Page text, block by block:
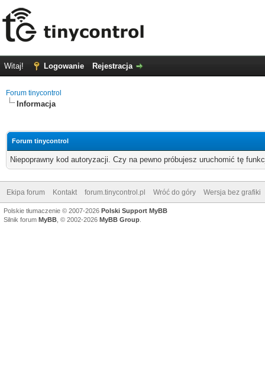
Witaj! Logowanie Rejestracja
Forum tinycontrol
Informacja
Forum tinycontrol
Niepoprawny kod autoryzacji. Czy na pewno próbujesz uruchomić tę
Ekipa forum Kontakt forum.tinycontrol.pl Wróć do góry Wersja bez grafiki
Polskie tłumaczenie © 2007-2026 Polski Support MyBB
Silnik forum MyBB , © 2002-2026 MyBB Group